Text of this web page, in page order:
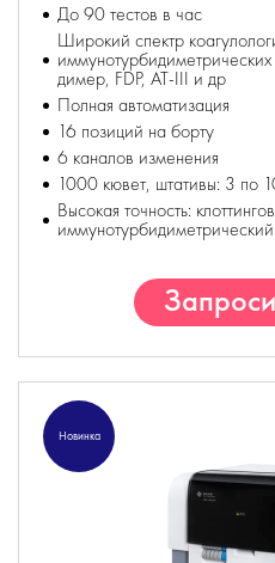
До 90 тестов в час
Широкий спектр
иммунотурбидиметрических
димер, FDP, AT-III и др
Полная автоматизация
16 позиций на борту
6 каналов изменения
1000 кювет, штативы: 3 по
Высокая точность:
Новинка